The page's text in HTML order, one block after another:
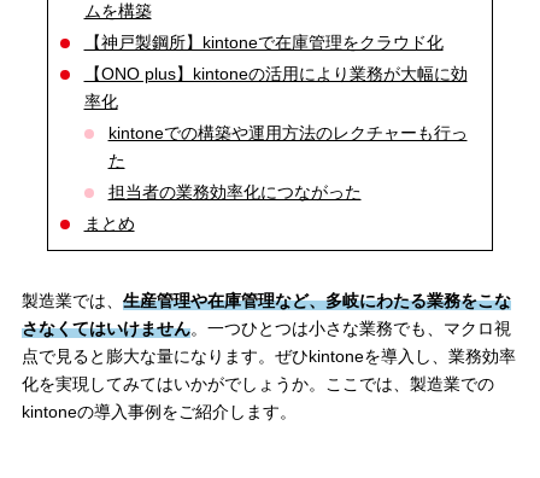
ムを構築
【神戸製鋼所】kintoneで在庫管理をクラウド化
【ONO plus】kintoneの活用により業務が大幅に効
率化
kintoneでの構築や運用方法のレクチャーも行っ
た
担当者の業務効率化につながった
まとめ
製造業では、 生産管理や在庫管理など、多岐にわたる業務をこな
さなくてはいけません。一つひとつは小さな業務でも、マクロ視
点で見ると膨大な量になります。ぜひkintoneを導入し、業務効率
化を実現してみてはいかがでしょうか。ここでは、製造業での
kintoneの導入事例をご紹介します。